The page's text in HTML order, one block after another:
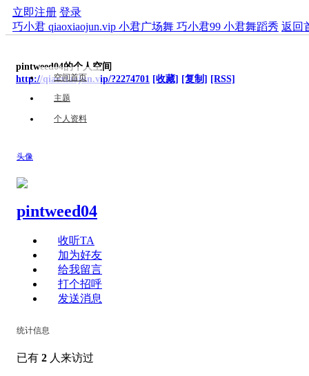
立即注册 登录
巧小君 qiaoxiaojun.vip 小君广场舞 巧小君99 小君舞蹈秀 返回
pintweed04的个人空间
http://qiaoxiaojun.vip/?2274701 [收藏] [复制] [RSS]
空间首页
主题
个人资料
头像
pintweed04
收听TA
加为好友
给我留言
打个招呼
发送消息
统计信息
已有 2 人来访过